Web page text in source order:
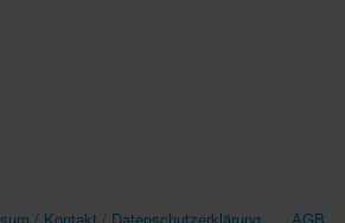
/ Kontakt / Datenschutzerklärung AGB